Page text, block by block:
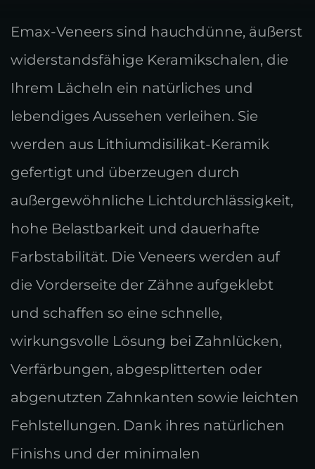
Emax-Veneers sind hauchdünne, äußerst
widerstandsfähige Keramikschalen, die
Ihrem Lächeln ein natürliches und
lebendiges Aussehen verleihen. Sie
werden aus Lithiumdisilikat-Keramik
gefertigt und überzeugen durch
außergewöhnliche Lichtdurchlässigkeit,
hohe Belastbarkeit und dauerhafte
Farbstabilität. Die Veneers werden auf
die Vorderseite der Zähne aufgeklebt
und schaffen so eine schnelle,
wirkungsvolle Lösung bei Zahnlücken,
Verfärbungen, abgesplitterten oder
abgenutzten Zahnkanten sowie leichten
Fehlstellungen. Dank ihres natürlichen
Finishs und der minimalen